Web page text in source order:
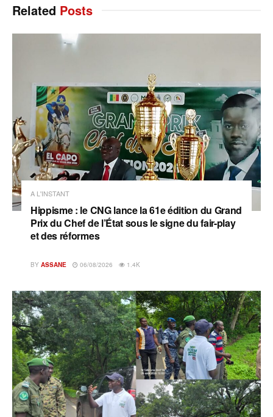
Related Posts
A L'INSTANT
Hippisme : le CNG lance la 61e édition du Grand
Prix du Chef de l’État sous le signe du fair-play
et des réformes
BY ASSANE 06/08/2026 1.4K